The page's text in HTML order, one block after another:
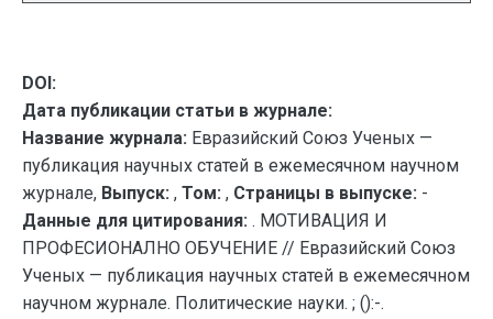
DOI:
Дата публикации статьи в журнале:
Название журнала: Евразийский Союз Ученых —
публикация научных статей в ежемесячном научном
журнале, Выпуск: , Том: , Страницы в выпуске: -
Данные для цитирования: . МОТИВАЦИЯ И
ПРОФЕСИОНАЛНО ОБУЧЕНИЕ // Евразийский Союз
Ученых — публикация научных статей в ежемесячном
научном журнале. Политические науки. ; ():-.